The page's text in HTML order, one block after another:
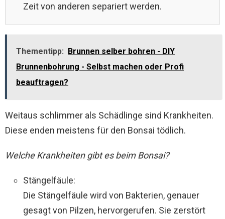
Zeit von anderen separiert werden.
Thementipp: Brunnen selber bohren - DIY
Brunnenbohrung - Selbst machen oder Profi
beauftragen?
Weitaus schlimmer als Schädlinge sind Krankheiten.
Diese enden meistens für den Bonsai tödlich.
Welche Krankheiten gibt es beim Bonsai?
Stängelfäule:
Die Stängelfäule wird von Bakterien, genauer
gesagt von Pilzen, hervorgerufen. Sie zerstört